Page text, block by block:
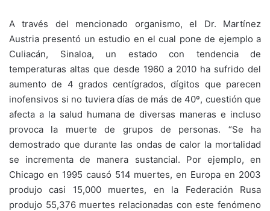
A través del mencionado organismo, el Dr. Martínez
Austria presentó un estudio en el cual pone de ejemplo a
Culiacán, Sinaloa, un estado con tendencia de
temperaturas altas que desde 1960 a 2010 ha sufrido del
aumento de 4 grados centígrados, dígitos que parecen
inofensivos si no tuviera días de más de 40º, cuestión que
afecta a la salud humana de diversas maneras e incluso
provoca la muerte de grupos de personas. “Se ha
demostrado que durante las ondas de calor la mortalidad
se incrementa de manera sustancial. Por ejemplo, en
Chicago en 1995 causó 514 muertes, en Europa en 2003
produjo casi 15,000 muertes, en la Federación Rusa
produjo 55,376 muertes relacionadas con este fenómeno